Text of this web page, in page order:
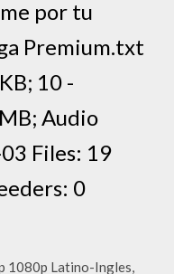
por tu
Premium.txt
10 -
Audio
Files: 19
0
1080p Latino-Ingles,